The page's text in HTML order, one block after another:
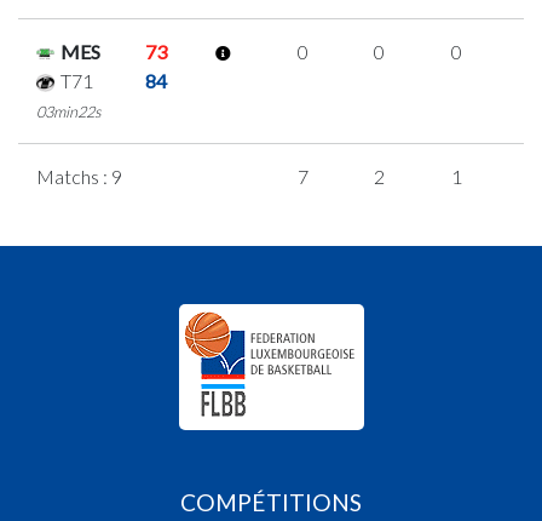
MES
73
T71
84
03min22s
0 0 0
Matchs : 9 7 2 1
COMPÉTITIONS